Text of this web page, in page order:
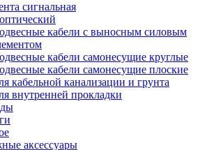
сигнальная
кабели с выносным силовым
кабели самонесущие круглые
кабели самонесущие плоские
кабельной канализации и грунта
внутренней прокладки
аксессуары